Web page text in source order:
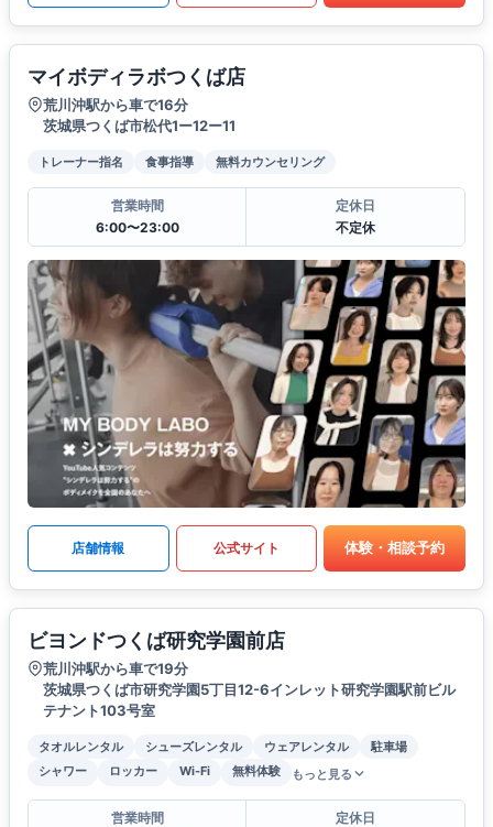
マイボディラボつくば店
荒川沖駅から車で16分
茨城県つくば市松代1ー12ー11
トレーナー指名 食事指導 無料カウンセリング
営業時間
6:00〜23:00
定休日
不定休
店舗情報 公式サイト 体験・相談予約
ビヨンドつくば研究学園前店
荒川沖駅から車で19分
茨城県つくば市研究学園5丁目12-6インレット研究学園駅前ビル
テナント103号室
タオルレンタル シューズレンタル ウェアレンタル
駐車場
シャワー
ロッカー Wi-Fi 無料体験 もっと見る
営業時間
定休日